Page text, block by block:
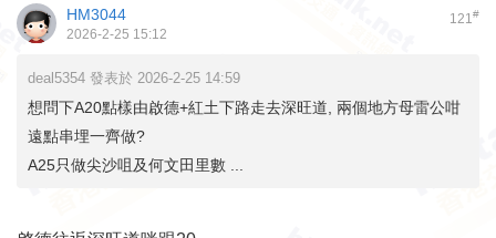
121#
HM3044
2026-2-25 15:12
deal5354 發表於 2026-2-25 14:59
想問下A20點樣由啟德+紅土下路走去深旺道, 兩個地方母雷公咁
遠點串埋一齊做?
A25只做尖沙咀及何文田里數 ...